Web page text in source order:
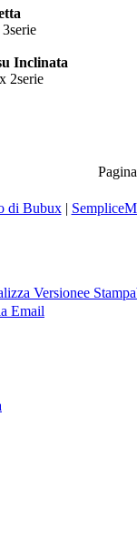
Inclinata
2serie
di Bubux|
Versionee
Email